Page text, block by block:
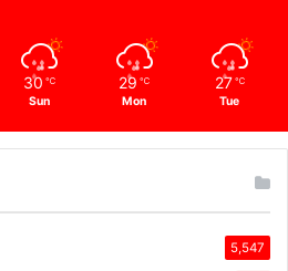
30 ℃
Sun
29 ℃
Mon
27 ℃
Tue
5,547